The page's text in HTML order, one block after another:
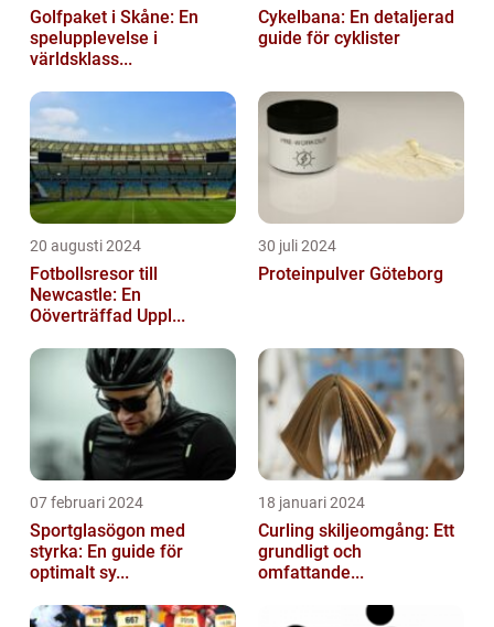
Golfpaket i Skåne: En
spelupplevelse i
världsklass...
Cykelbana: En detaljerad
guide för cyklister
20 augusti 2024
Fotbollsresor till
Newcastle: En
Oöverträffad Uppl...
30 juli 2024
Proteinpulver Göteborg
07 februari 2024
Sportglasögon med
styrka: En guide för
optimalt sy...
18 januari 2024
Curling skiljeomgång: Ett
grundligt och
omfattande...